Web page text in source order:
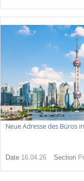
Neue Adresse des Büros
Date 16.04.26 Section